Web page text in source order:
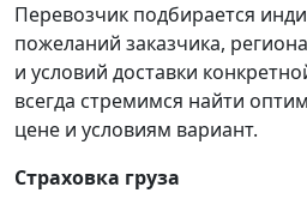
Перевозчик подбирается
пожеланий заказчика,
и условий доставки
всегда стремимся найти
цене и условиям вариант.
Страховка груза